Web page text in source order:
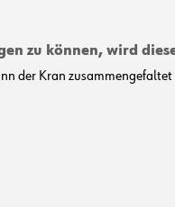
zu können, wird
der Kran